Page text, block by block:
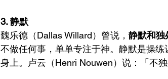
3. 静默
魏乐德（Dallas Willard）曾说， 静默和独
不做任何事，单单专注于神。静默是操
身上。卢云（Henri Nouwen）说：「不